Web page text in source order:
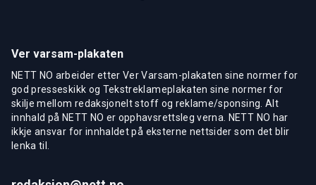
Ver varsam-plakaten
NETT NO arbeider etter Ver Varsam-plakaten sine normer for
god presseskikk og Tekstreklameplakaten sine normer for
skilje mellom redaksjonelt stoff og reklame/sponsing. Alt
innhald på NETT NO er opphavsrettsleg verna. NETT NO har
ikkje ansvar for innhaldet på eksterne nettsider som det blir
lenka til.